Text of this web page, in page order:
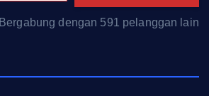
Bergabung dengan 591 pelanggan lain